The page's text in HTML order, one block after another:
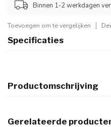
Binnen 1-2 werkdagen
Toevoegen om te vergelijken
Specificaties
Productomschrijving
Gerelateerde